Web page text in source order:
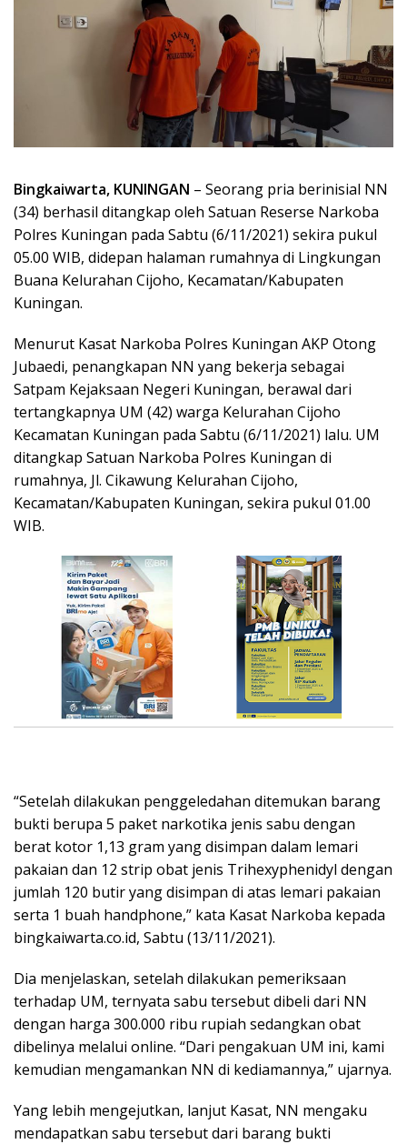
Bingkaiwarta, KUNINGAN – Seorang pria berinisial NN
(34) berhasil ditangkap oleh Satuan Reserse Narkoba
Polres Kuningan pada Sabtu (6/11/2021) sekira pukul
05.00 WIB, didepan halaman rumahnya di Lingkungan
Buana Kelurahan Cijoho, Kecamatan/Kabupaten
Kuningan.
Menurut Kasat Narkoba Polres Kuningan AKP Otong
Jubaedi, penangkapan NN yang bekerja sebagai
Satpam Kejaksaan Negeri Kuningan, berawal dari
tertangkapnya UM (42) warga Kelurahan Cijoho
Kecamatan Kuningan pada Sabtu (6/11/2021) lalu. UM
ditangkap Satuan Narkoba Polres Kuningan di
rumahnya, Jl. Cikawung Kelurahan Cijoho,
Kecamatan/Kabupaten Kuningan, sekira pukul 01.00
WIB.
“Setelah dilakukan penggeledahan ditemukan barang
bukti berupa 5 paket narkotika jenis sabu dengan
berat kotor 1,13 gram yang disimpan dalam lemari
pakaian dan 12 strip obat jenis Trihexyphenidyl dengan
jumlah 120 butir yang disimpan di atas lemari pakaian
serta 1 buah handphone,” kata Kasat Narkoba kepada
bingkaiwarta.co.id, Sabtu (13/11/2021).
Dia menjelaskan, setelah dilakukan pemeriksaan
terhadap UM, ternyata sabu tersebut dibeli dari NN
dengan harga 300.000 ribu rupiah sedangkan obat
dibelinya melalui online. “Dari pengakuan UM ini, kami
kemudian mengamankan NN di kediamannya,” ujarnya.
Yang lebih mengejutkan, lanjut Kasat, NN mengaku
mendapatkan sabu tersebut dari barang bukti